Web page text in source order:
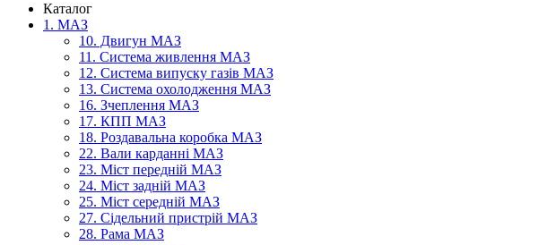
Каталог
1. МАЗ
10. Двигун МАЗ
11. Система живлення МАЗ
12. Система випуску газів МАЗ
13. Система охолодження МАЗ
16. Зчеплення МАЗ
17. КПП МАЗ
18. Роздавальна коробка МАЗ
22. Вали карданні МАЗ
23. Міст передній МАЗ
24. Міст задній МАЗ
25. Міст середній МАЗ
27. Сідельний пристрій МАЗ
28. Рама МАЗ